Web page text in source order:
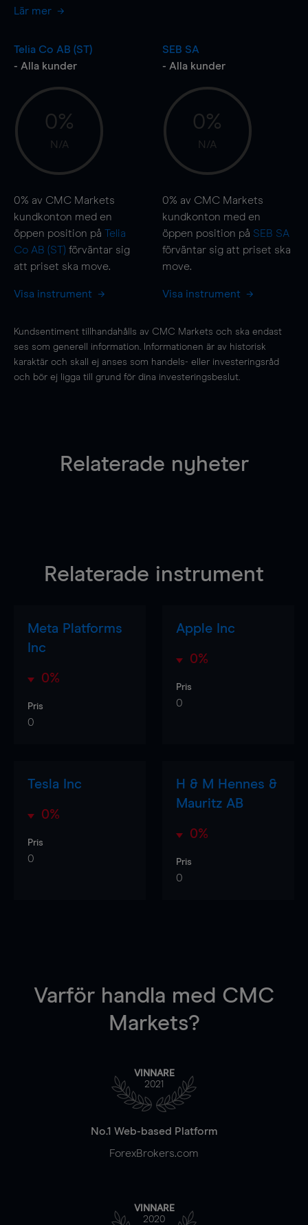
Lär mer
Telia Co AB (ST)
- Alla kunder
0%
N/A
0% av CMC Markets
kundkonton med en
öppen position på Telia
Co AB (ST) förväntar sig
att priset ska move.
Visa instrument
SEB SA
- Alla kunder
0%
N/A
0% av CMC Markets
kundkonton med en
öppen position på SEB SA
förväntar sig att priset ska
move.
Visa instrument
Kundsentiment tillhandahålls av CMC Markets och ska endast
ses som generell information. Informationen är av historisk
karaktär och skall ej anses som handels- eller investeringsråd
och bör ej ligga till grund för dina investeringsbeslut.
Relaterade nyheter
Relaterade instrument
Meta Platforms
Inc
0%
Pris
0
Apple Inc
0%
Pris
0
Tesla Inc
0%
Pris
0
H & M Hennes &
Mauritz AB
0%
Pris
0
Varför handla med CMC
Markets?
VINNARE
2021
No.1 Web-based Platform
ForexBrokers.com
VINNARE
2020